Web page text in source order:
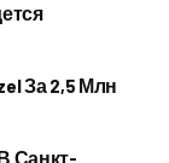
За 2,5 Млн
Санкт-